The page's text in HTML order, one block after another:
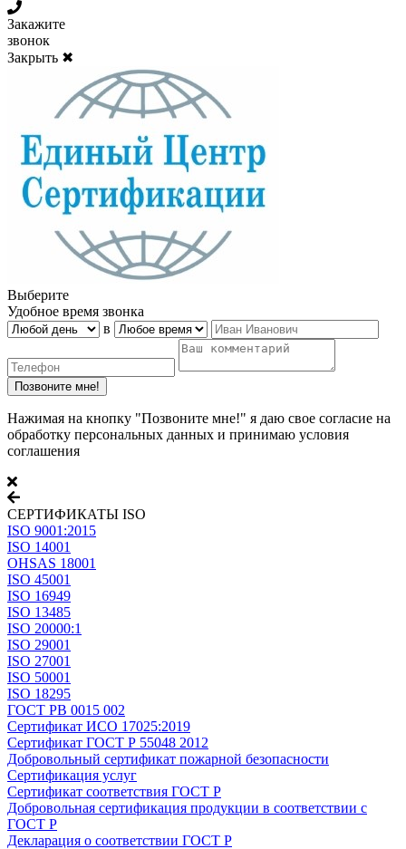
Закажите
звонок
Закрыть ✖
Выберите
Удобное время звонка
в
Нажимая на кнопку "Позвоните мне!" я даю свое согласие на
обработку персональных данных и принимаю условия
соглашения
СЕРТИФИКАТЫ ISO
ISO 9001:2015
ISO 14001
OHSAS 18001
ISO 45001
ISO 16949
ISO 13485
ISO 20000:1
ISO 29001
ISO 27001
ISO 50001
ISO 18295
ГОСТ РВ 0015 002
Сертификат ИСО 17025:2019
Сертификат ГОСТ Р 55048 2012
Добровольный сертификат пожарной безопасности
Сертификация услуг
Сертификат соответствия ГОСТ Р
Добровольная сертификация продукции в соответствии с
ГОСТ Р
Декларация о соответствии ГОСТ Р